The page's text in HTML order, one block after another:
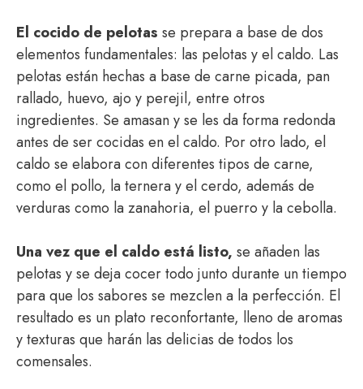
El cocido de pelotas se prepara a base de dos
elementos fundamentales: las pelotas y el caldo. Las
pelotas están hechas a base de carne picada, pan
rallado, huevo, ajo y perejil, entre otros
ingredientes. Se amasan y se les da forma redonda
antes de ser cocidas en el caldo. Por otro lado, el
caldo se elabora con diferentes tipos de carne,
como el pollo, la ternera y el cerdo, además de
verduras como la zanahoria, el puerro y la cebolla.
Una vez que el caldo está listo, se añaden las
pelotas y se deja cocer todo junto durante un tiempo
para que los sabores se mezclen a la perfección. El
resultado es un plato reconfortante, lleno de aromas
y texturas que harán las delicias de todos los
comensales.